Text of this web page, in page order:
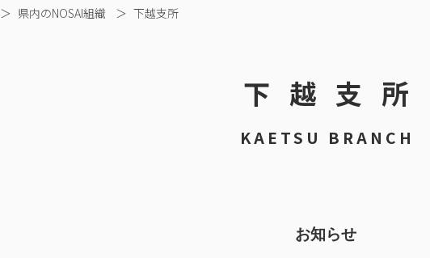
＞ 県内のNOSAI組織 ＞ 下越支所
下越支所
KAETSU BRANCH
お知らせ